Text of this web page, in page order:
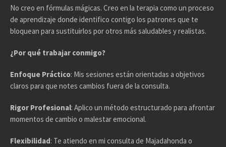
No creo en fórmulas mágicas. Creo en la terapia como un proceso
de aprendizaje donde identifico contigo los patrones que te
bloquean para sustituirlos por otros más saludables y realistas.
¿Por qué trabajar conmigo?
Enfoque Práctico: Mis sesiones están orientadas a objetivos
claros para que notes cambios fuera de la consulta.
Rigor Profesional: Aplico un método estructurado para afrontar
momentos de cambio o malestar emocional.
Flexibilidad: Te atiendo en mi consulta de Majadahonda o